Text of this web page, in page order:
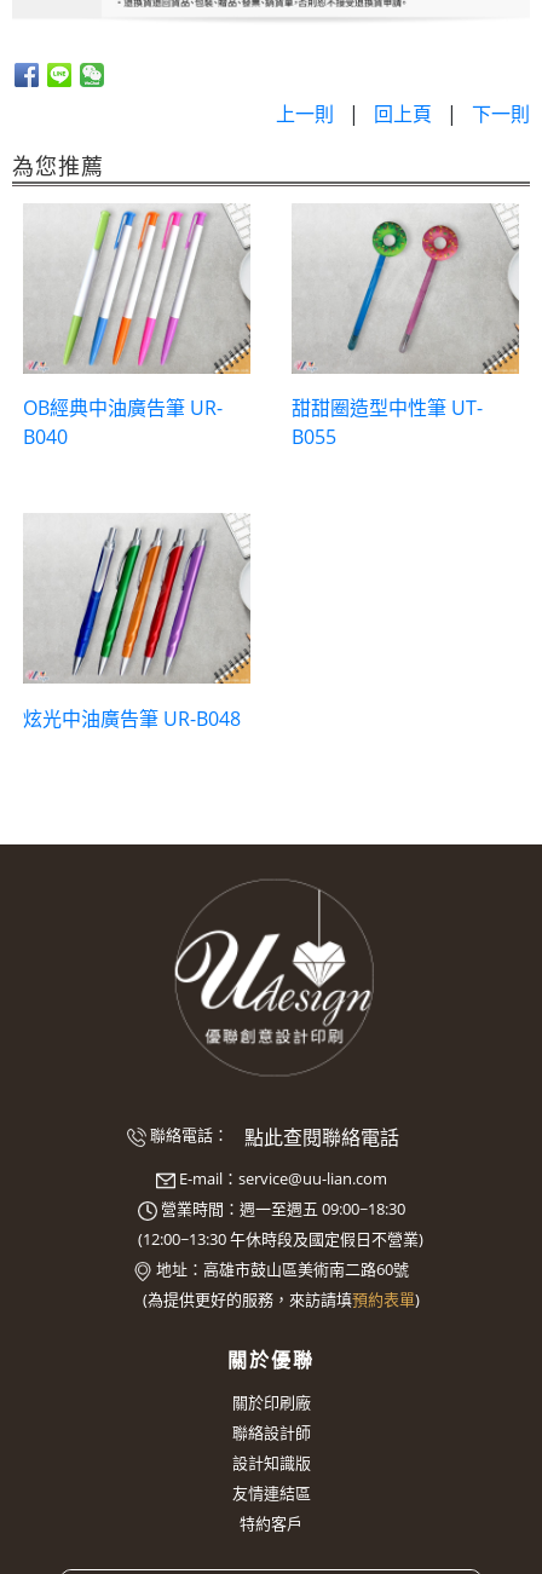
上一則 | 回上頁 | 下一則
為您推薦
OB經典中油廣告筆 UR-
B040
甜甜圈造型中性筆 UT-
B055
炫光中油廣告筆 UR-B048
聯絡電話： 點此查閱聯絡電話
E-mail： service@uu-lian.com
營業時間：週一至週五 09:00~18:30
(12:00~13:30午休時段及國定假日不營業)
地址： 高雄市鼓山區美術南二路60號
(為提供更好的服務，來訪請填預約表單)
關於優聯
關於印刷廠
聯絡設計師
設計知識版
友情連結區
特約客戶